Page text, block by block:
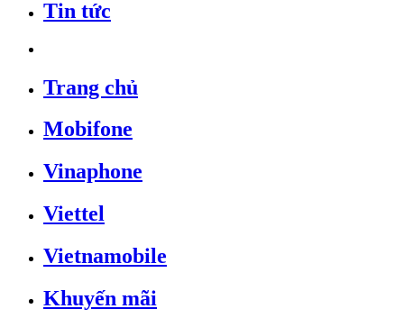
Tin tức
Trang chủ
Mobifone
Vinaphone
Viettel
Vietnamobile
Khuyến mãi